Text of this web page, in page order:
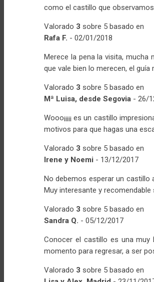
como el castillo que
Valorado 3 sobre 5 basado en
Rafa F. - 02/01/2018
Merece la pena la visita,
que vale bien lo merecen, el
Valorado 3 sobre 5 basado en
Mª Luisa, desde Segovia - 26/
Wooo¡¡¡¡¡ es un castillo
motivos para que hagas una
Valorado 3 sobre 5 basado en
Irene y Noemi - 13/12/2017
No debemos esperar un
Muy interesante y recomendable
Valorado 3 sobre 5 basado en
Sandra Q. - 05/12/2017
Conocer el castillo es una muy
momento para regresar, a ser
Valorado 3 sobre 5 basado en